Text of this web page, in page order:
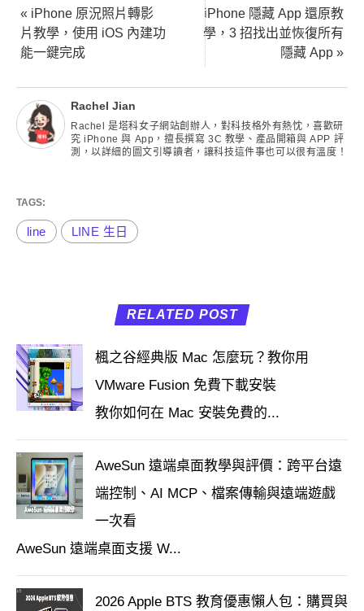
iPhone 隱藏 App 還原教
學，3 招找出並恢復所有
隱藏 App »
« iPhone 原況照片轉影
片教學，使用 iOS 內建功
能一鍵完成
Rachel Jian
Rachel 是塔科女子網站創辦人，對科技格外有熱忱，喜歡研
究 iPhone 與 App，擅長撰寫 3C 教學、產品開箱與 APP 評
測，以詳細的圖文引導讀者，讓科技這件事也可以很有溫度！
TAGS:
line LINE 生日
RELATED POST
楓之谷經典版 Mac 怎麼玩？教你用
VMware Fusion 免費下載安裝
教你如何在 Mac 安裝免費的...
AweSun 遠端桌面教學與評價：跨平台遠
端控制、AI MCP、檔案傳輸與遠端遊戲
一次看
AweSun 遠端桌面支援 W...
2026 Apple BTS 教育優惠懶人包：購買與